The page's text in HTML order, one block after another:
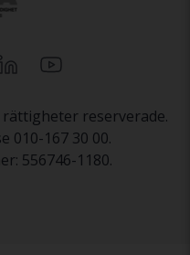
reserverade.
010-167 30 00.
556746-1180.